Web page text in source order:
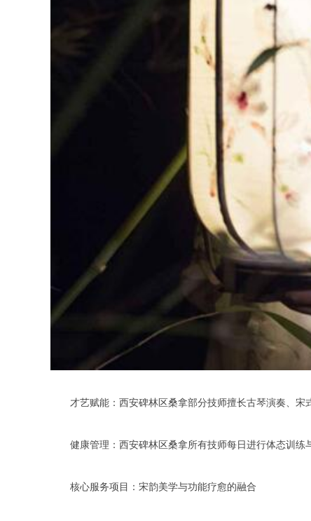
才艺赋能：西安碑林区桑拿部分技师擅长古琴演奏、宋
健康管理：西安碑林区桑拿所有技师每日进行体态训练与
核心服务项目：宋韵美学与功能疗愈的融合